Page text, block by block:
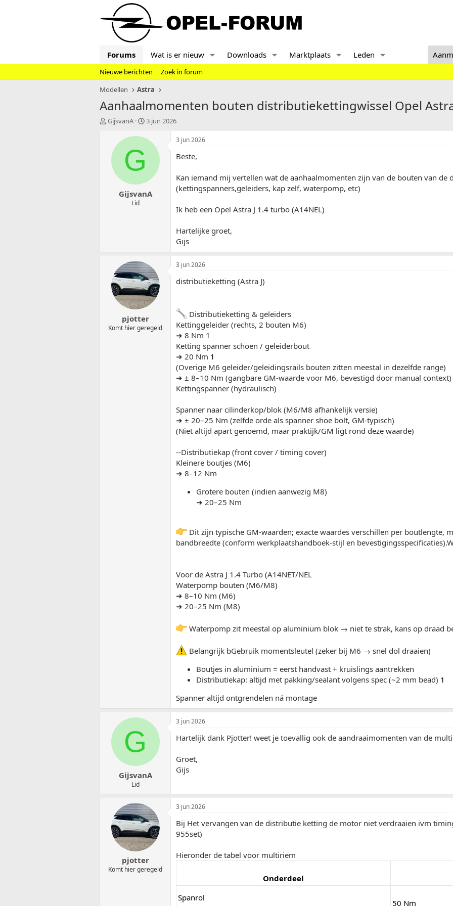
Forums Wat is er nieuw Downloads Marktplaats Leden
Nieuwe berichten
Zoek in forum
Modellen
Astra
Aanhaalmomenten bouten distributiekettingwissel Opel
T
GijsvanA
S
a
t
u
3 jun 2026
G
GijsvanA
Lid
3 jun 2026
Beste,
Kan iemand mij vertellen wat de aanhaalmomenten zijn van de bouten van de
(kettingspanners,geleiders, kap zelf, waterpomp, etc)
Ik heb een Opel Astra J 1.4 turbo (A14NEL)
Hartelijke groet,
Gijs
pjotter
Komt hier geregeld
3 jun 2026
distributieketting (Astra J)
Distributieketting & geleiders
Kettinggeleider (rechts, 2 bouten M6)
➜ 8 Nm 1
Ketting spanner schoen / geleiderbout
➜ 20 Nm 1
(Overige M6 geleider/geleidingsrails bouten zitten meestal in dezelfde range)
➜ ± 8–10 Nm (gangbare GM-waarde voor M6, bevestigd door manual context)
Kettingspanner (hydraulisch)
Spanner naar cilinderkop/blok (M6/M8 afhankelijk versie)
➜ ± 20–25 Nm (zelfde orde als spanner shoe bolt, GM-typisch)
(Niet altijd apart genoemd, maar praktijk/GM ligt rond deze waarde)
--Distributiekap (front cover / timing cover)
Kleinere boutjes (M6)
➜ 8–12 Nm
Grotere bouten (indien aanwezig M8)
➜ 20–25 Nm
Dit zijn typische GM-waarden; exacte waardes verschillen per boutlengte,
bandbreedte (conform werkplaatshandboek-stijl en
Voor de Astra J 1.4 Turbo (A14NET/NEL
Waterpomp bouten (M6/M8)
➜ 8–10 Nm (M6)
➜ 20–25 Nm (M8)
Waterpomp zit meestal op aluminium blok → niet te strak, kans op draad
Belangrijk bGebruik momentsleutel (zeker bij M6 → snel dol draaien)
Boutjes in aluminium = eerst handvast + kruislings aantrekken
Distributiekap: altijd met pakking/sealant volgens spec (~2 mm bead) 1
Spanner altijd ontgrendelen ná montage
G
GijsvanA
Lid
3 jun 2026
Hartelijk dank Pjotter! weet je toevallig ook de aandraaimomenten van de
Groet,
Gijs
pjotter
Komt hier geregeld
3 jun 2026
Bij Het vervangen van de distributie ketting de motor niet verdraaien ivm
955set)
Hieronder de tabel voor multiriem
Onderdeel
Spanrol
50 Nm